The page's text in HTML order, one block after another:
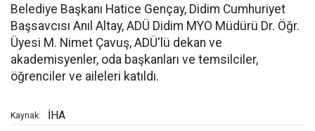
Belediye Başkanı Hatice Gençay, Didim Cumhuriyet
Başsavcısı Anıl Altay, ADÜ Didim MYO Müdürü Dr. Öğr.
Üyesi M. Nimet Çavuş, ADÜ'lü dekan ve
akademisyenler, oda başkanları ve temsilciler,
öğrenciler ve aileleri katıldı.
Kaynak: İHA